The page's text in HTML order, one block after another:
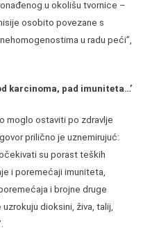
u okolišu tvornice –
osobito povezane s
u radu peći”,
karcinoma, pad imuniteta…’
moglo ostaviti po zdravlje
prilično je uznemirujuć:
su porast teških
i poremećaji imuniteta,
i brojne druge
dioksini, živa, talij,